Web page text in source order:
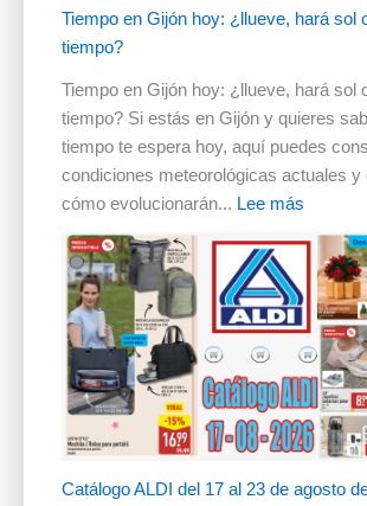
Tiempo en Gijón hoy: ¿llueve, hará sol
tiempo?
Tiempo en Gijón hoy: ¿llueve, hará sol
tiempo? Si estás en Gijón y quieres
tiempo te espera hoy, aquí puedes
condiciones meteorológicas actuales y
cómo evolucionarán... Lee más
Catálogo ALDI del 17 al 23 de agosto